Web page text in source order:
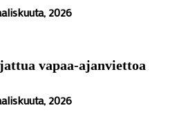
2026
vapaa-ajanviettoa
2026